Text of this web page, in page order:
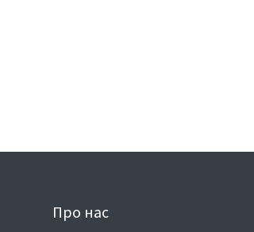
Про нас